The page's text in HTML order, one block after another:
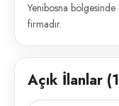
Yenibosna
firmadır.
Açık İlanlar (1